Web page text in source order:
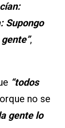
Supongo
,
“todos
no se
gente lo